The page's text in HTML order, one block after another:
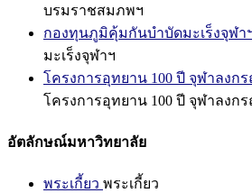
บรมราชสมภพฯ
กองทุนภูมิคุ้มกันบำบัดมะเร็งจุฬา
มะเร็งจุฬาฯ
โครงการอุทยาน 100 ปี จุฬาลงก
โครงการอุทยาน 100 ปี จุฬาลงก
อัตลักษณ์มหาวิทยาลัย
พระเกี้ยว พระเกี้ยว